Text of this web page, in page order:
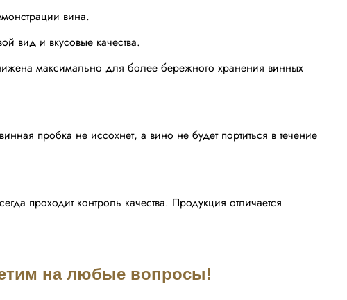
вина.
вид и вкусовые качества.
максимально для более бережного хранения винных
пробка не иссохнет, а вино не будет портиться в течение
проходит контроль качества. Продукция отличается
на любые вопросы!